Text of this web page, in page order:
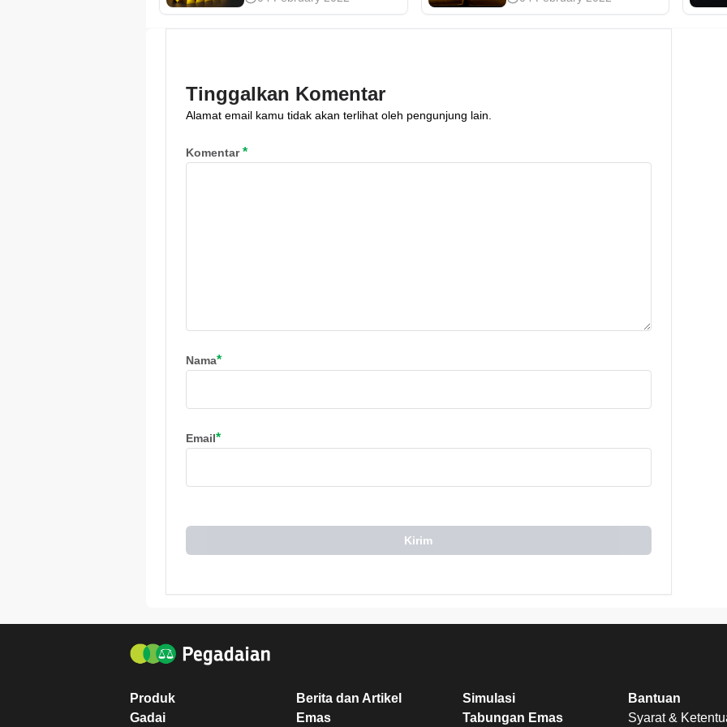
prediksi ahli serta
penjelasan ini!
artikel ini akan
Tinggalkan Komentar
Alamat email kamu tidak akan terlihat oleh pengunjung lain.
Komentar*
Nama*
Email*
Kirim
Produk
Gadai
Berita dan Artikel
Emas
Simulasi
Tabungan Emas
Bantuan
Syarat &